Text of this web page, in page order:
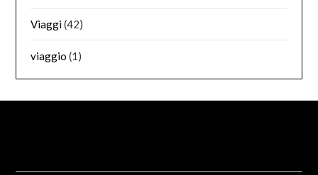
Viaggi(42)
viaggio (1)